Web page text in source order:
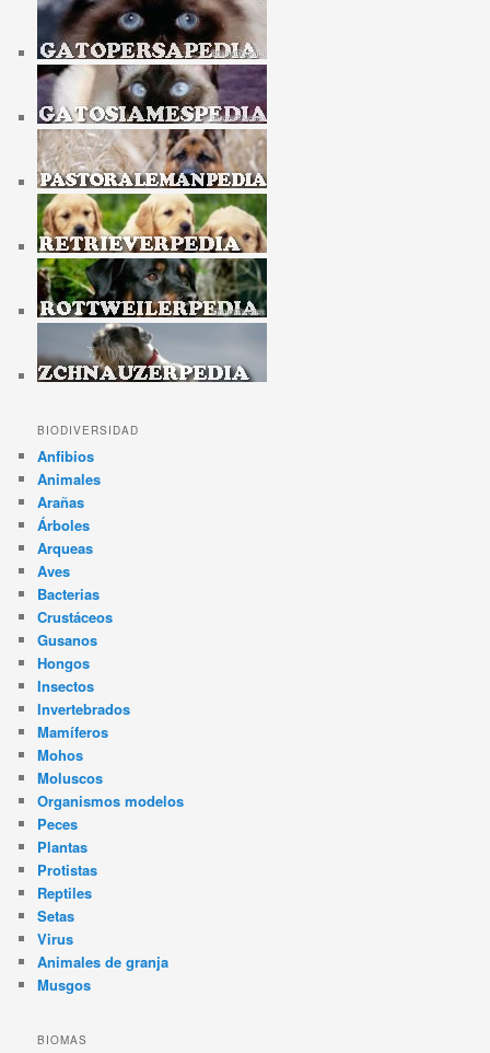
BIODIVERSIDAD
Anfibios
Animales
Arañas
Árboles
Arqueas
Aves
Bacterias
Crustáceos
Gusanos
Hongos
Insectos
Invertebrados
Mamíferos
Mohos
Moluscos
Organismos modelos
Peces
Plantas
Protistas
Reptiles
Setas
Virus
Animales de granja
Musgos
BIOMAS